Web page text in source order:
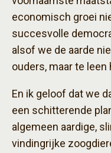
economisch groei
succesvolle
alsof we de aarde
ouders, maar te
En ik geloof dat we
een schitterende
algemeen aardige,
vindingrijke